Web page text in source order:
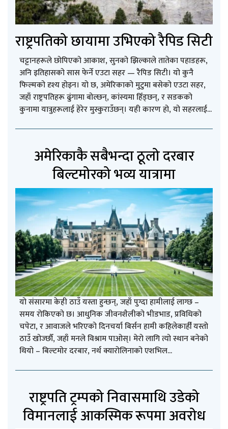
राष्ट्रपतिको छायामा उभिएको रैपिड सिटी
चट्टानहरूले छोपिएको आकाश, सुनको झिल्काले तातेका पहाडहरू,
अनि इतिहासको सास फेर्ने एउटा सहर — रैपिड सिटी। यो कुनै
फिल्मको दृश्य होइन। यो छ, अमेरिकाको मुटुमा बसेको एउटा सहर,
जहाँ राष्ट्रपतिहरू ढुंगामा बोल्छन्, कांस्यमा हिँड्छन्, र सडकको
कुनामा यात्रुहरूलाई हेरेर मुस्कुराउँछन्। यही कारण हो, यो सहरलाई...
अमेरिकाकै सबैभन्दा ठूलो दरबार
बिल्टमोरको भव्य यात्रामा
यो संसारमा केही ठाउँ यस्ता हुन्छन्, जहाँ पुग्दा हामीलाई लाग्छ –
समय रोकिएको छ। आधुनिक जीवनशैलीको भीडभाड, प्रविधिको
चपेटा, र आवाजले भरिएको दिनचर्या बिर्सन हामी कहिलेकाहीँ यस्तो
ठाउँ खोज्छौँ, जहाँ मनले विश्राम पाओस्। मेरो लागि त्यो स्थान बनेको
थियो – बिल्टमोर दरबार, नर्थ क्यारोलिनाको एशभिल...
राष्ट्रपति ट्रम्पको निवासमाथि उडेको
विमानलाई आकस्मिक रूपमा अवरोध